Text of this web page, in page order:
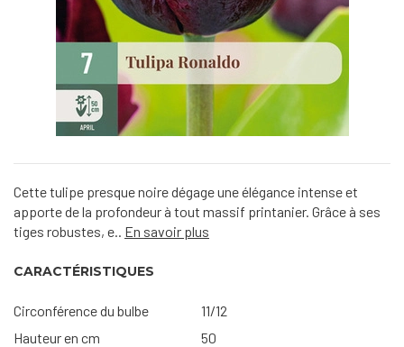
Cette tulipe presque noire dégage une élégance intense et
apporte de la profondeur à tout massif printanier. Grâce à ses
tiges robustes, e.. En savoir plus
CARACTÉRISTIQUES
Circonférence du bulbe
11/12
Hauteur en cm
50